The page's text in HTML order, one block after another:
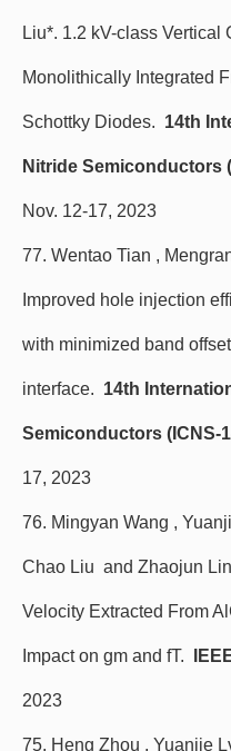
Liu*. 1.2 kV-class Vertical
Monolithically Integrated
Schottky Diodes. 14th
Nitride Semiconductors
Nov. 12-17, 2023
77. Wentao Tian ,
Improved hole injection
with minimized band
interface. 14th
Semiconductors (ICNS-
17, 2023
76. Mingyan Wang ,
Chao Liu and Zhaojun
Velocity Extracted From
Impact on gm and fT.
2023
75. Heng Zhou , Yuanjie